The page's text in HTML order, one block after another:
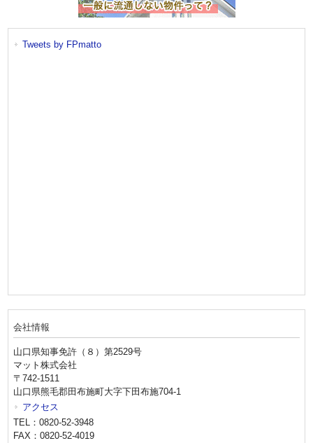
Tweets by FPmatto
会社情報
山口県知事免許（８）第2529号
マット株式会社
〒742-1511
山口県熊毛郡田布施町大字下田布施704-1
アクセス
TEL：0820-52-3948
FAX：0820-52-4019